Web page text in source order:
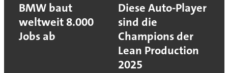
BMW baut
weltweit 8.000
Jobs ab
Diese Auto-Player
sind die
Champions der
Lean Production
2025